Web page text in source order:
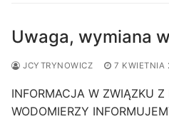
Uwaga, wymiana
JCYTRYNOWICZ 7 KWIETNIA
INFORMACJA W ZWIĄZKU
WODOMIERZY